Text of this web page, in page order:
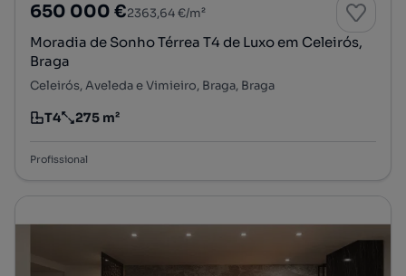
650 000 €2363,64 €/m²
Moradia de Sonho Térrea T4 de Luxo em Celeirós,
Braga
Celeirós, Aveleda e Vimieiro, Braga, Braga
Tipologia
T4
Preço por metro quadrado
275 m²
Profissional